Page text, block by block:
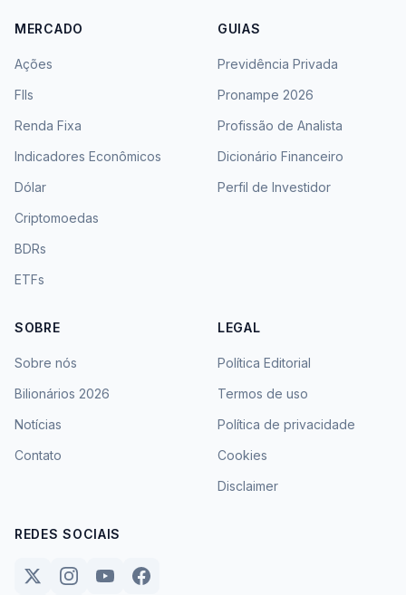
MERCADO
Ações
FIIs
Renda Fixa
Indicadores Econômicos
Dólar
Criptomoedas
BDRs
ETFs
GUIAS
Previdência Privada
Pronampe 2026
Profissão de Analista
Dicionário Financeiro
Perfil de Investidor
SOBRE
Sobre nós
Bilionários 2026
Notícias
Contato
LEGAL
Política Editorial
Termos de uso
Política de privacidade
Cookies
Disclaimer
REDES SOCIAIS